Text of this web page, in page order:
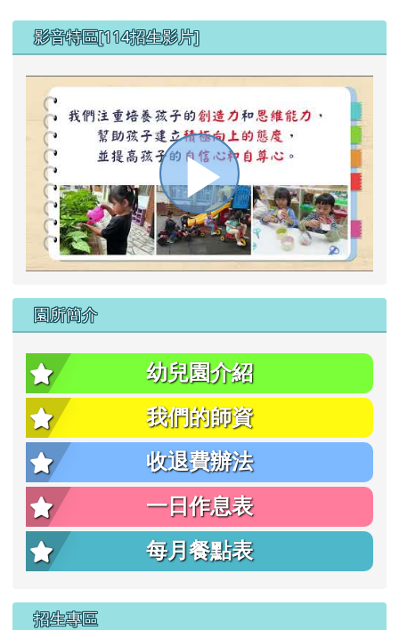
左邊區域內容
影音特區[114招生影片]
播
放
影
片
園所簡介
幼兒園介紹
我們的師資
收退費辦法
一日作息表
每月餐點表
招生專區